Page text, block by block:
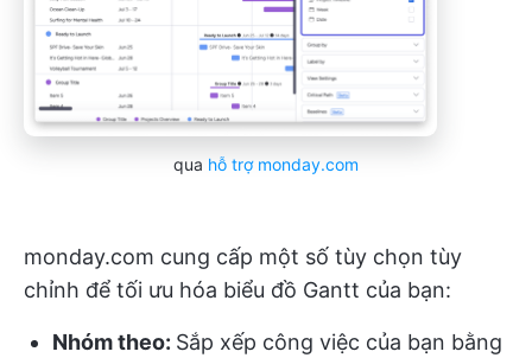
qua hỗ trợ monday.com
monday.com cung cấp một số tùy chọn tùy
chỉnh để tối ưu hóa biểu đồ Gantt của bạn:
Nhóm theo: Sắp xếp công việc của bạn bằng